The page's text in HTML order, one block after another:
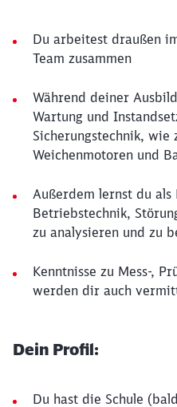
Du arbeitest draußen
Team zusammen
Während deiner
Wartung und
Sicherungstechnik, wie
Weichenmotoren und
Außerdem lernst du
Betriebstechnik,
zu analysieren und zu
Kenntnisse zu Mess-,
werden dir auch
Dein Profil:
Du hast die Schule